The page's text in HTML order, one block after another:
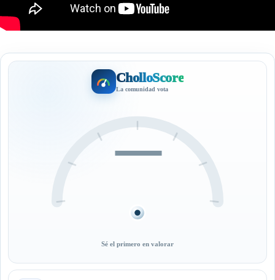
CholloScore
La comunidad vota
—
Sé el primero en valorar